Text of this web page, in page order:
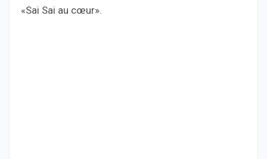
«Sai Sai au cœur».